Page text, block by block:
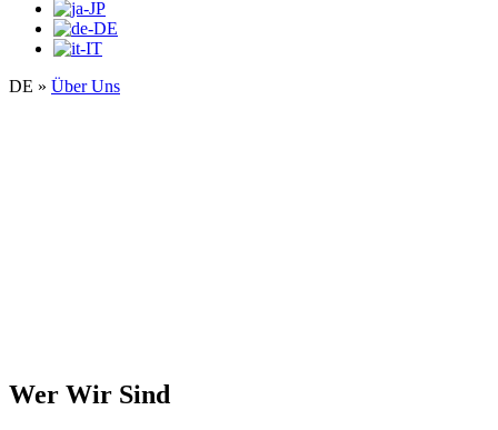
DE » Über Uns
Wer Wir Sind